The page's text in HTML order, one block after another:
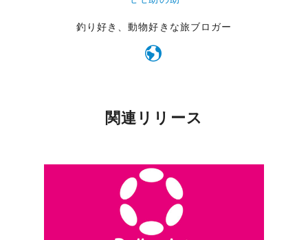
釣り好き、動物好きな旅ブロガー
関連リリース